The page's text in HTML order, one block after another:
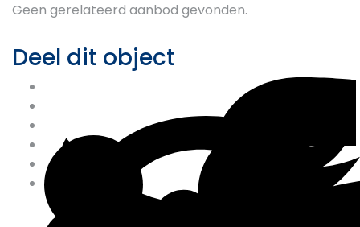
Geen gerelateerd aanbod gevonden.
Deel dit object